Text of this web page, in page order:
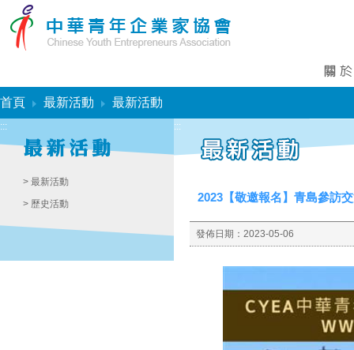
首頁 最新活動 最新活動
:::
> 最新活動
> 歷史活動
:::
2023【敬邀報名】青島參訪
發佈日期： 2023-05-06